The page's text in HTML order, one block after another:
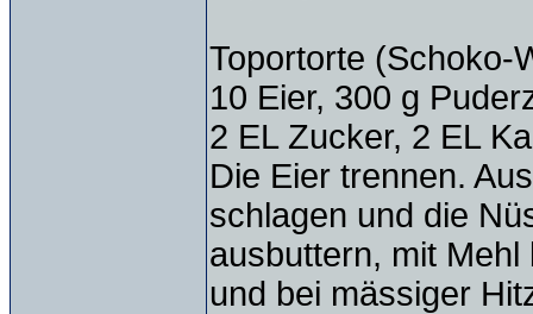
Toportorte (Schoko-
10 Eier, 300 g
2 EL Zucker, 2 EL
Die Eier trennen.
schlagen und die
ausbuttern, mit
und bei mässiger